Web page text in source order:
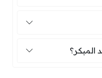
المبكر؟ المبكر؟